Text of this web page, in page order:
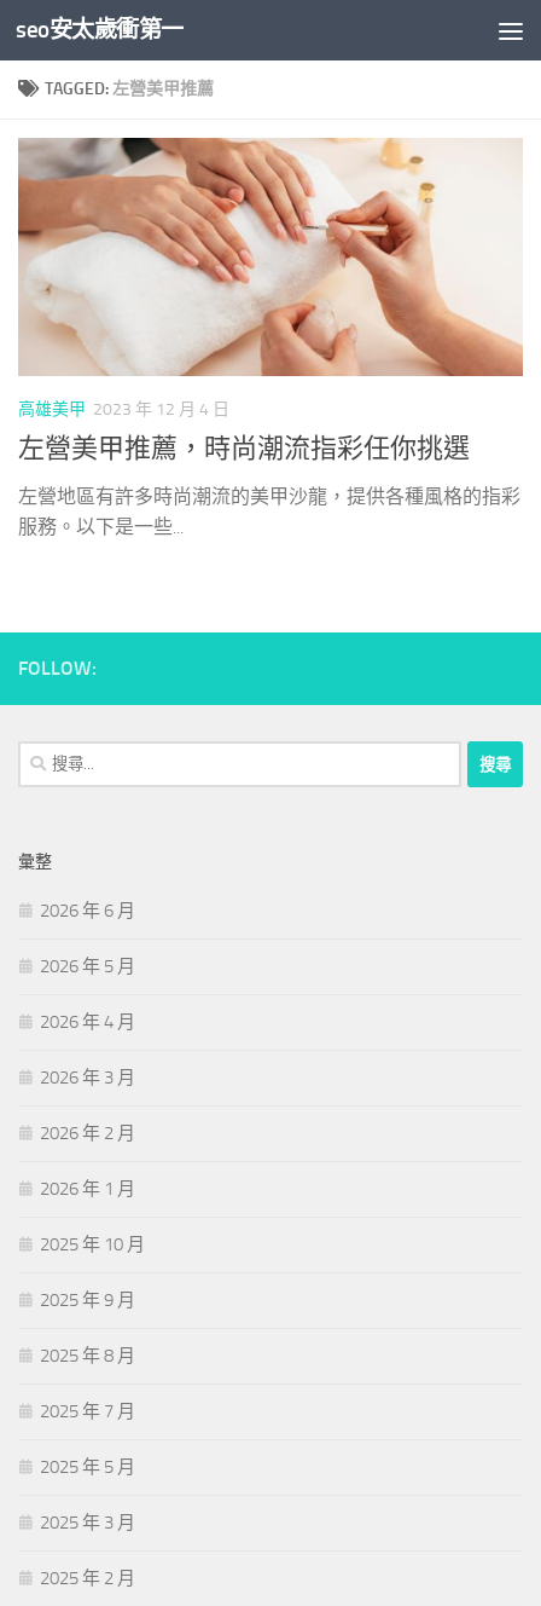
Skip to content
seo安太歲衝第一
TAGGED:左營美甲推薦
高雄美甲 2023 年 12 月 4 日
左營美甲推薦，時尚潮流指彩任你挑選
左營地區有許多時尚潮流的美甲沙龍，提供各種風格的指彩
服務。以下是一些...
FOLLOW:
搜
尋
字:
彙整
2026 年 6 月
2026 年 5 月
2026 年 4 月
2026 年 3 月
2026 年 2 月
2026 年 1 月
2025 年 10 月
2025 年 9 月
2025 年 8 月
2025 年 7 月
2025 年 5 月
2025 年 3 月
2025 年 2 月